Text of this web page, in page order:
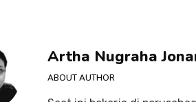
Artha Nugraha
ABOUT AUTHOR